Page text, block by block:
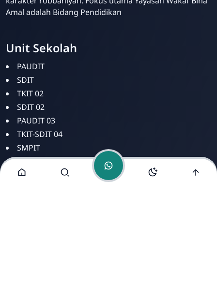
Amal adalah Bidang Pendidikan
Unit Sekolah
PAUDIT
SDIT
TKIT 02
SDIT 02
PAUDIT 03
TKIT-SDIT 04
SMPIT
SMAIT